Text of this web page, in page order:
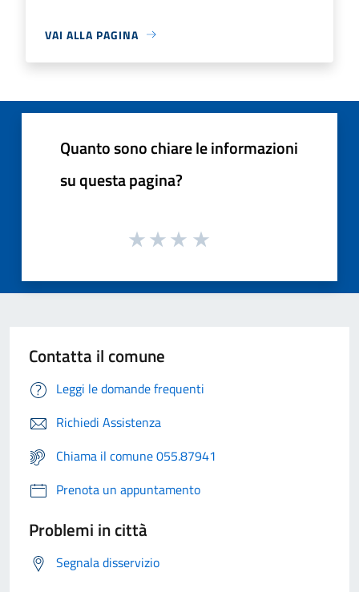
VAI ALLA PAGINA
Quanto sono chiare le informazioni
su questa pagina?
Contatta il comune
Leggi le domande frequenti
Richiedi Assistenza
Chiama il comune 055.87941
Prenota un appuntamento
Problemi in città
Segnala disservizio